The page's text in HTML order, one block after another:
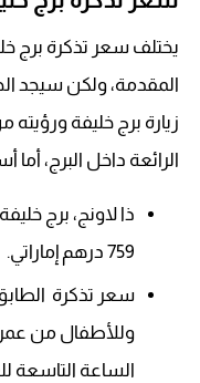
يختلف سعر تذكرة برج
المقدمة، ولكن سيجد
زيارة برج خليفة ورؤيته
الرائعة داخل البرج،
759 درهم إماراتي.